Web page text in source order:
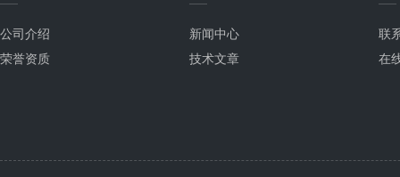
公司介绍
荣誉资质
新闻中心
技术文章
联
在